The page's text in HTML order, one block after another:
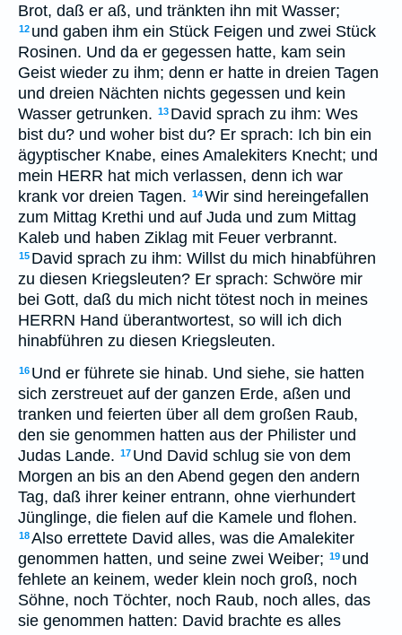
Brot, daß er aß, und tränkten ihn mit Wasser;
12 und gaben ihm ein Stück Feigen und zwei Stück
Rosinen. Und da er gegessen hatte, kam sein
Geist wieder zu ihm; denn er hatte in dreien Tagen
und dreien Nächten nichts gegessen und kein
Wasser getrunken. 13 David sprach zu ihm: Wes
bist du? und woher bist du? Er sprach: Ich bin ein
ägyptischer Knabe, eines Amalekiters Knecht; und
mein HERR hat mich verlassen, denn ich war
krank vor dreien Tagen. 14Wir sind hereingefallen
zum Mittag Krethi und auf Juda und zum Mittag
Kaleb und haben Ziklag mit Feuer verbrannt.
15 David sprach zu ihm: Willst du mich hinabführen
zu diesen Kriegsleuten? Er sprach: Schwöre mir
bei Gott, daß du mich nicht tötest noch in meines
HERRN Hand überantwortest, so will ich dich
hinabführen zu diesen Kriegsleuten.
16 Und er führete sie hinab. Und siehe, sie hatten
sich zerstreuet auf der ganzen Erde, aßen und
tranken und feierten über all dem großen Raub,
den sie genommen hatten aus der Philister und
Judas Lande. 17 Und David schlug sie von dem
Morgen an bis an den Abend gegen den andern
Tag, daß ihrer keiner entrann, ohne vierhundert
Jünglinge, die fielen auf die Kamele und flohen.
18Also errettete David alles, was die Amalekiter
genommen hatten, und seine zwei Weiber; 19 und
fehlete an keinem, weder klein noch groß, noch
Söhne, noch Töchter, noch Raub, noch alles, das
sie genommen hatten: David brachte es alles